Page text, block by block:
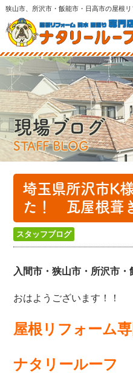
狭山市、所沢市・飯能市・日高市の屋根
現場ブログ
STAFF BLOG
埼玉県所沢市K
た！ 瓦屋根葺
スタッフブログ
入間市・狭山市・所沢市・
おはようございます！！
屋根リフォーム
ナタリールーフ